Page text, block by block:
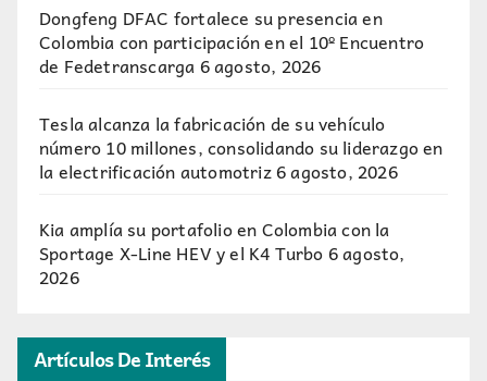
Dongfeng DFAC fortalece su presencia en
Colombia con participación en el 10º Encuentro
de Fedetranscarga6 agosto, 2026
Tesla alcanza la fabricación de su vehículo
número 10 millones, consolidando su liderazgo en
la electrificación automotriz6 agosto, 2026
Kia amplía su portafolio en Colombia con la
Sportage X-Line HEV y el K4 Turbo6 agosto,
2026
Artículos De Interés